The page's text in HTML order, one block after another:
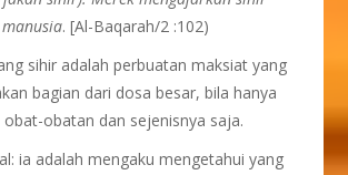
. [Al-Baqarah/2 :102)
sihir adalah perbuatan maksiat yang
bagian dari dosa besar, bila hanya
obat-obatan dan sejenisnya saja.
ia adalah mengaku mengetahui yang